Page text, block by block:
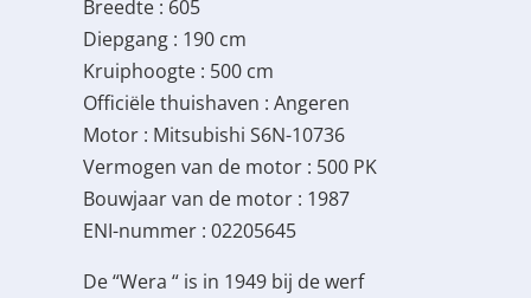
Breedte : 605
Diepgang : 190 cm
Kruiphoogte : 500 cm
Officiële thuishaven : Angeren
Motor : Mitsubishi S6N-10736
Vermogen van de motor : 500 PK
Bouwjaar van de motor : 1987
ENI-nummer : 02205645
De “Wera “ is in 1949 bij de werf